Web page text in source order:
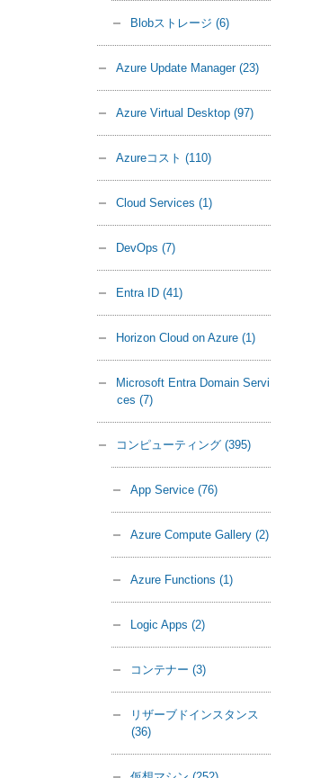
Blobストレージ (6)
Azure Update Manager (23)
Azure Virtual Desktop (97)
Azureコスト (110)
Cloud Services (1)
DevOps (7)
Entra ID (41)
Horizon Cloud on Azure (1)
Microsoft Entra Domain Servi
ces (7)
コンピューティング (395)
App Service (76)
Azure Compute Gallery (2)
Azure Functions (1)
Logic Apps (2)
コンテナー (3)
リザーブドインスタンス
(36)